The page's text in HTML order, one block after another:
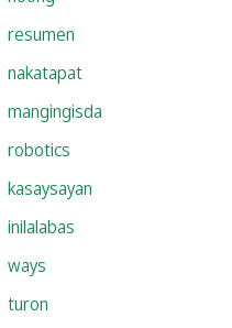
resumen
nakatapat
mangingisda
robotics
kasaysayan
inilalabas
ways
turon